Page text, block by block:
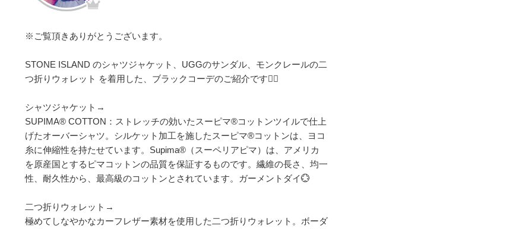
※ご覧頂きありがとうございます。
STONE ISLAND のシャツジャケット、UGGのサンダル、モンクレールの二
つ折りウォレット を着用した、ブラックコーデのご紹介です💁‍♂️
シャツジャケット→
SUPIMA® COTTON：ストレッチの効いたスーピマ®コットンツイルで仕上
げたオーバーシャツ。シルケット加工を施したスーピマ®コットンは、ヨコ
糸に伸縮性を持たせています。Supima®（スーペリアピマ）は、アメリカ
を原産国とするピマコットンの品質を保証するものです。繊維の長さ、均一
性、耐久性から、最高級のコットンとされています。ガーメントダイ💮
二つ折りウォレット→
極めてしなやかなカーフレザー素材を使用した二つ折りウォレット。ボーダ